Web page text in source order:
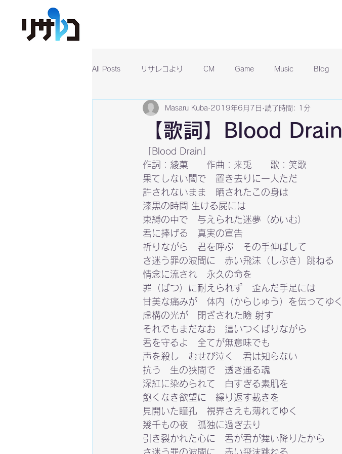
All Posts リサレコより CM Game Music Blog
【歌詞】Blood Drain
Masaru Kuba 2019年6月7日 読了時間: 1分
「Blood Drain」
作詞：綾菓　　作曲：来兎　　歌：笑歌
果てしない闇で　置き去りに一人ただ
許されないまま　晒されたこの身は
漆黒の時間 生ける屍には
束縛の中で　与えられた迷夢（めいむ）
君に捧げる　真実の宣告
祈りながら　君を呼ぶ　その手伸ばして
さ迷う罪の波間に　赤い飛沫（しぶき）跳ねる
情念に流され　永久の命を
罪（ばつ）に耐えられず　歪んだ手足には
甘美な痛みが　体内（からじゅう）を伝ってゆく
虚構の光が　閉ざされた瞼 射す
それでもまだなお　這いつくばりながら
君を守るよ　全てが無意味でも
声を殺し　むせび泣く　君は知らない
抗う　生の狭間で　透き通る魂
深紅に染められて　白すぎる素肌を
飽くなき欲望に　繰り返す裁きを
見開いた瞳孔　視界さえも薄れてゆく
幾千もの夜　孤独に過ぎ去り
引き裂かれた心に　君が君が舞い降りたから
さ迷う罪の波間に　赤い飛沫跳ねる